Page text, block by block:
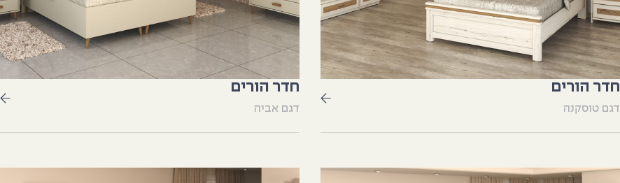
חדר הורים
דגם טוסקנה
חדר הורים
דגם אביה